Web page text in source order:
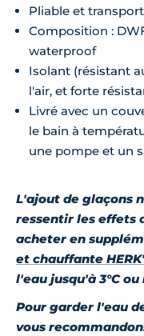
Pliable et
Composition :
waterproof
Isolant (résistant
l'air, et forte
Livré avec un
le bain à
une pompe et un
L'ajout de glaçons
ressentir les effets
acheter en
et chauffante
l'eau jusqu'à 3°C
Pour garder l'eau
vous